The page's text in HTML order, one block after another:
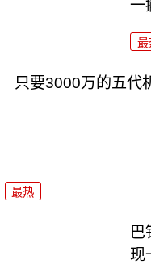
一
最
只要3000万的五代
最热
巴
现